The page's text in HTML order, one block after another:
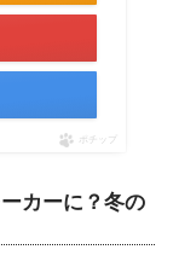
ポチップ
カーに？冬の